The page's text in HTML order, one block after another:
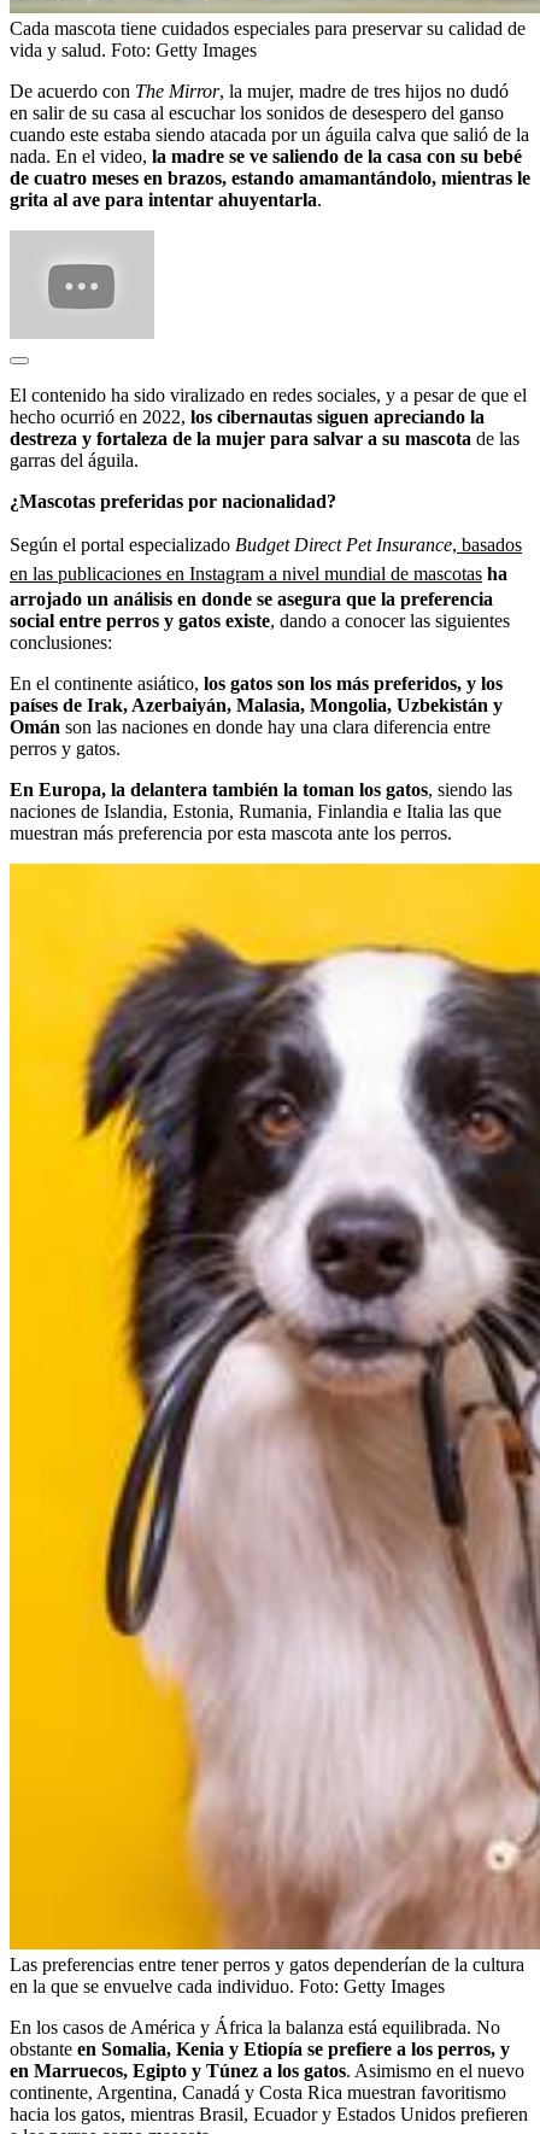
Cada mascota tiene cuidados especiales para preservar su calidad de
vida y salud. Foto: Getty Images
De acuerdo con The Mirror, la mujer, madre de tres hijos no dudó
en salir de su casa al escuchar los sonidos de desespero del ganso
cuando este estaba siendo atacada por un águila calva que salió de la
nada. En el video, la madre se ve saliendo de la casa con su bebé
de cuatro meses en brazos, estando amamantándolo, mientras le
grita al ave para intentar ahuyentarla.
El contenido ha sido viralizado en redes sociales, y a pesar de que el
hecho ocurrió en 2022, los cibernautas siguen apreciando la
destreza y fortaleza de la mujer para salvar a su mascota de las
garras del águila.
¿Mascotas preferidas por nacionalidad?
Según el portal especializado Budget Direct Pet Insurance, basados
en las publicaciones en Instagram a nivel mundial de mascotas ha
arrojado un análisis en donde se asegura que la preferencia
social entre perros y gatos existe, dando a conocer las siguientes
conclusiones:
En el continente asiático, los gatos son los más preferidos, y los
países de Irak, Azerbaiyán, Malasia, Mongolia, Uzbekistán y
Omán son las naciones en donde hay una clara diferencia entre
perros y gatos.
En Europa, la delantera también la toman los gatos, siendo las
naciones de Islandia, Estonia, Rumania, Finlandia e Italia las que
muestran más preferencia por esta mascota ante los perros.
Las preferencias entre tener perros y gatos dependerían de la cultura
en la que se envuelve cada individuo. Foto: Getty Images
En los casos de América y África la balanza está equilibrada. No
obstante en Somalia, Kenia y Etiopía se prefiere a los perros, y
en Marruecos, Egipto y Túnez a los gatos. Asimismo en el nuevo
continente, Argentina, Canadá y Costa Rica muestran favoritismo
hacia los gatos, mientras Brasil, Ecuador y Estados Unidos prefieren